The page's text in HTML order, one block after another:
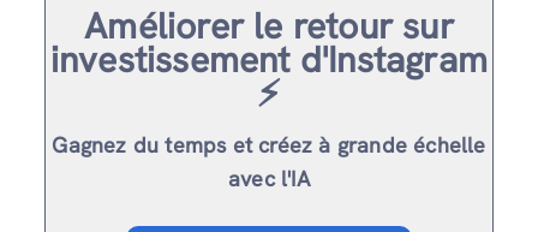
Améliorer le retour sur
investissement d'Instagram
⚡️
Gagnez du temps et créez à grande échelle
avec l'IA